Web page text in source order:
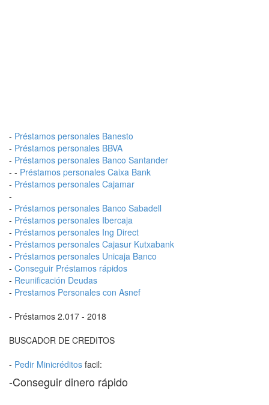
- Préstamos personales Banesto
- Préstamos personales BBVA
- Préstamos personales Banco Santander
- - Préstamos personales Caixa Bank
- Préstamos personales Cajamar
-
- Préstamos personales Banco Sabadell
- Préstamos personales Ibercaja
- Préstamos personales Ing Direct
- Préstamos personales Cajasur Kutxabank
- Préstamos personales Unicaja Banco
- Conseguir Préstamos rápidos
- Reunificación Deudas
- Prestamos Personales con Asnef
- Préstamos 2.017 - 2018
BUSCADOR DE CREDITOS
- Pedir Minicréditos facil:
-Conseguir dinero rápido